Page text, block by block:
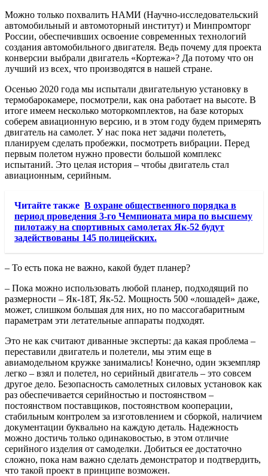
Можно только похвалить НАМИ (Научно-исследовательский
автомобильный и автомоторный институт) и Минпромторг
России, обеспечивших освоение современных технологий
создания автомобильного двигателя. Ведь почему для проекта
конверсии выбрали двигатель «Кортежа»? Да потому что он
лучший из всех, что производятся в нашей стране.
Осенью 2020 года мы испытали двигательную установку в
термобарокамере, посмотрели, как она работает на высоте. В
итоге имеем несколько моторкомплектов, на базе которых
соберем авиационную версию, и в этом году будем примерять
двигатель на самолет. У нас пока нет задачи полететь,
планируем сделать пробежки, посмотреть вибрации. Перед
первым полетом нужно провести большой комплекс
испытаний. Это целая история – чтобы двигатель стал
авиационным, серийным.
Читайте также В охране общественного порядка в
период проведения 3-го Чемпионата мира по высшему
пилотажу на спортивных самолетах Як-52 будут
задействованы 145 полицейских.
– То есть пока не важно, какой будет планер?
– Пока можно использовать любой планер, подходящий по
размерности – Як-18Т, Як-52. Мощность 500 «лошадей» даже,
может, слишком большая для них, но по массогабаритным
параметрам эти летательные аппараты подходят.
Это не как считают диванные эксперты: да какая проблема –
переставили двигатель и полетели, мы этим еще в
авиамодельном кружке занимались! Конечно, один экземпляр
легко – взял и полетел, но серийный двигатель – это совсем
другое дело. Безопасность самолетных силовых установок как
раз обеспечивается серийностью и постоянством –
постоянством поставщиков, постоянством кооперации,
стабильным контролем за изготовлением и сборкой, наличием
документации буквально на каждую деталь. Надежность
можно достичь только одинаковостью, в этом отличие
серийного изделия от самоделки. Добиться ее достаточно
сложно, пока нам важно сделать демонстратор и подтвердить,
что такой проект в принципе возможен.